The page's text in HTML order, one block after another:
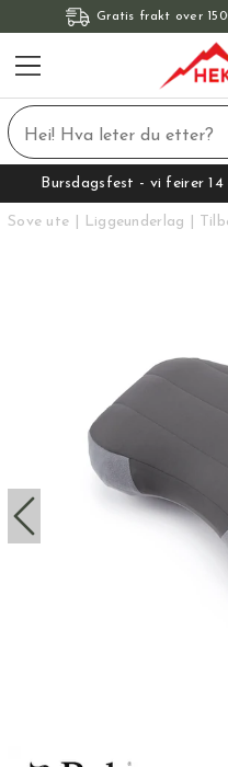
Gratis frakt over
Bursdagsfest - vi feirer
Sove ute Liggeunderlag